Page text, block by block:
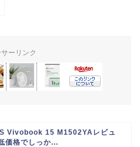
ーリンク
Vivobook 15 M1502YAレビュ
価格でしっか...